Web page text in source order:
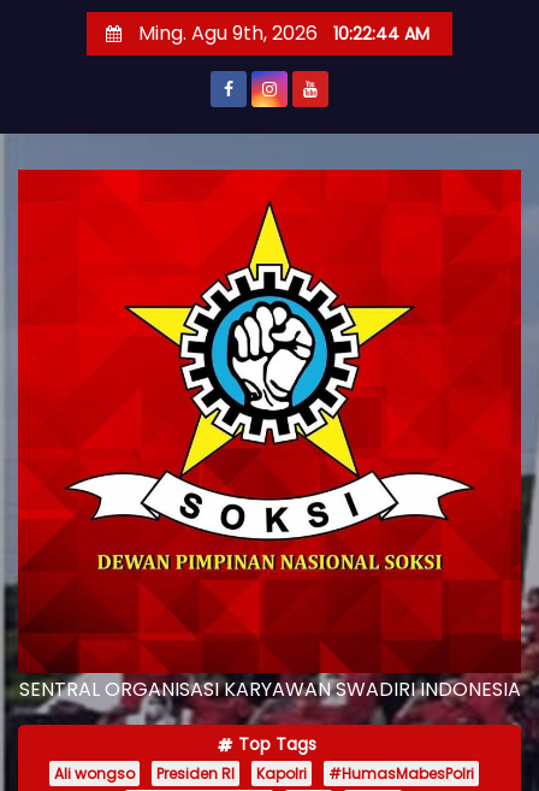
Ming. Agu 9th, 2026 10:22:46 AM
SENTRAL ORGANISASI KARYAWAN SWADIRI INDONESIA
Top Tags
Ali wongso Presiden RI Kapolri
#HumasMabesPolri